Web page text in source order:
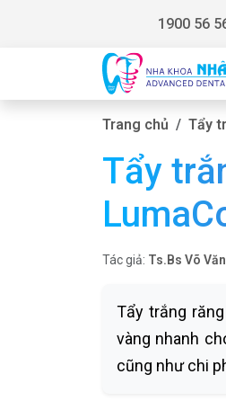
1900 56
Trang chủ Tẩy
Tẩy
Tác giả: Ts.Bs Võ
Tẩy trắng
vàng nhanh
cũng như chi